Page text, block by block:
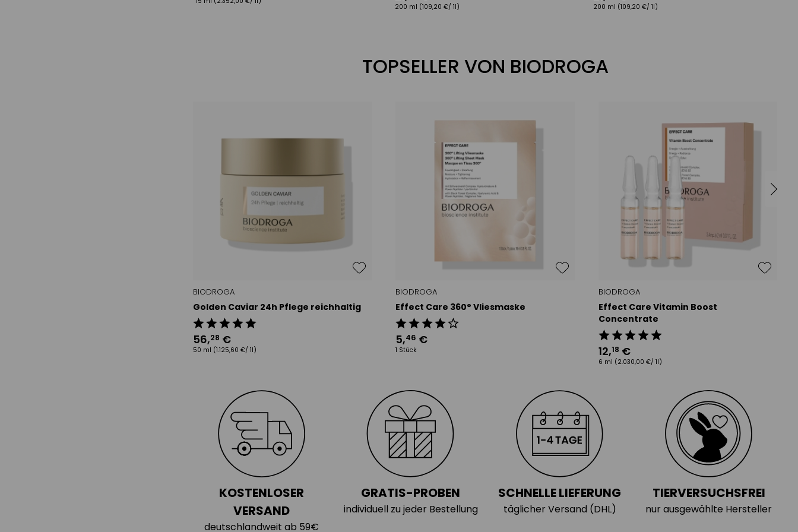
200 ml (109,20 €/ 1l) 200 ml (109,20 €/ 1l)
TOPSELLER VON BIODROGA
BIODROGA
Golden Caviar 24h Pflege reichhaltig
56,28 €
50 ml (1.125,60 €/ 1l)
BIODROGA
Effect Care 360° Vliesmaske
5,46 €
1 Stück
BIODROGA
Effect Care Vitamin Boost
Concentrate
12,18 €
6 ml (2.030,00 €/ 1l)
KOSTENLOSER
VERSAND
deutschlandweit ab 59€
GRATIS-PROBEN
individuell zu jeder Bestellung
SCHNELLE LIEFERUNG
täglicher Versand (DHL)
TIERVERSUCHSFREI
nur ausgewählte Hersteller